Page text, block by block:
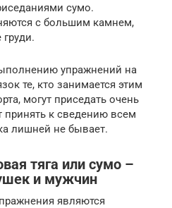
сумо.
с большим камнем,
упражнений на
те, кто занимается этим
могут приседать очень
принять к сведению всем
лишней не бывает.
тяга или сумо –
и мужчин
являются